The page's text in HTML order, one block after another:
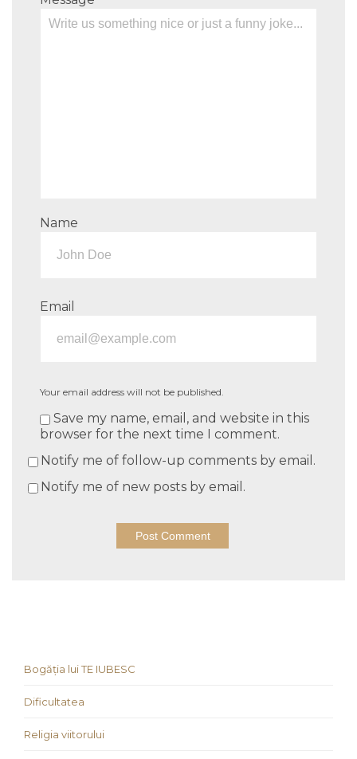
Name
Email
Your email address will not be published.
Save my name, email, and website in this
browser for the next time I comment.
Notify me of follow-up comments by email.
Notify me of new posts by email.
Bogăția lui TE IUBESC
Dificultatea
Religia viitorului